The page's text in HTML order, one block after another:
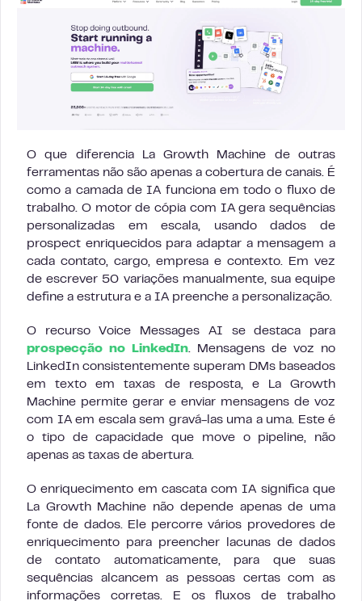
O que diferencia La Growth Machine de outras
ferramentas não são apenas a cobertura de canais. É
como a camada de IA funciona em todo o fluxo de
trabalho. O motor de cópia com IA gera sequências
personalizadas em escala, usando dados de
prospect enriquecidos para adaptar a mensagem a
cada contato, cargo, empresa e contexto. Em vez
de escrever 50 variações manualmente, sua equipe
define a estrutura e a IA preenche a personalização.
O recurso Voice Messages AI se destaca para
prospecção no LinkedIn . Mensagens de voz no
LinkedIn consistentemente superam DMs baseados
em texto em taxas de resposta, e La Growth
Machine permite gerar e enviar mensagens de voz
com IA em escala sem gravá-las uma a uma. Este é
o tipo de capacidade que move o pipeline, não
apenas as taxas de abertura.
O enriquecimento em cascata com IA significa que
La Growth Machine não depende apenas de uma
fonte de dados. Ele percorre vários provedores de
enriquecimento para preencher lacunas de dados
de contato automaticamente, para que suas
sequências alcancem as pessoas certas com as
informações corretas. E os fluxos de trabalho